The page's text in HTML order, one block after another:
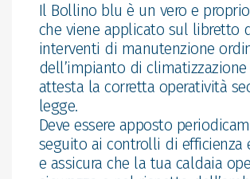
Il Bollino blu è un vero e
che viene applicato sul libretto
interventi di manutenzione
dell’impianto di climatizzazione
attesta la corretta operatività
legge.
Deve essere apposto
seguito ai controlli di efficienza
e assicura che la tua caldaia